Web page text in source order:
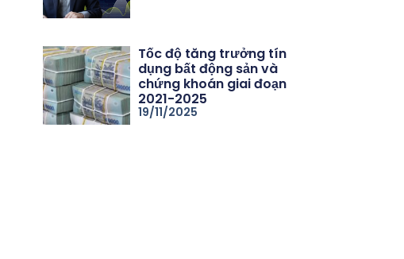
Tốc độ tăng trưởng tín
dụng bất động sản và
chứng khoán giai đoạn
2021-2025
19/11/2025